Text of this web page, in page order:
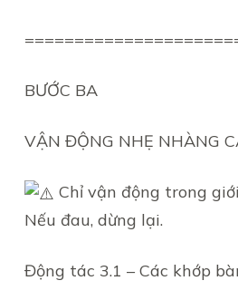
BƯỚC BA
VẬN ĐỘNG NHẸ NHÀNG
Chỉ vận động trong
Nếu đau, dừng lại.
Động tác 3.1 – Các khớp